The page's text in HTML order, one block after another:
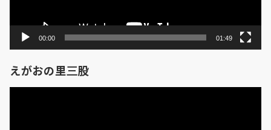
00:00 01:49
えがおの里三股